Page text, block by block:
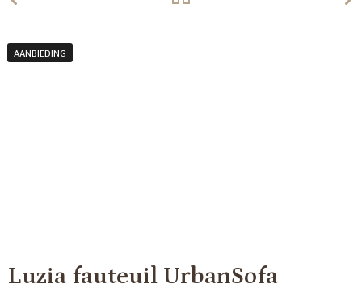
AANBIEDING
Luzia fauteuil UrbanSofa